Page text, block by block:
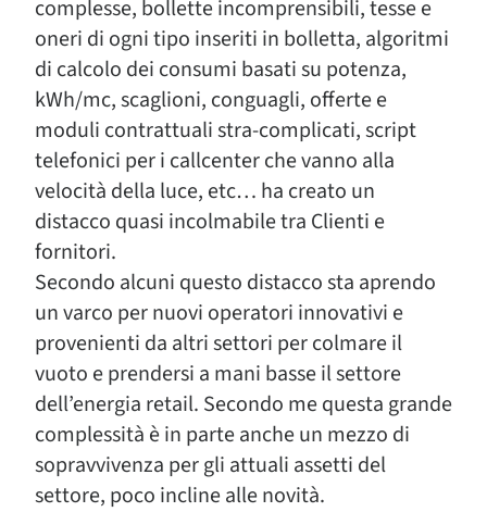
complesse, bollette incomprensibili, tesse e
oneri di ogni tipo inseriti in bolletta, algoritmi
di calcolo dei consumi basati su potenza,
kWh/mc, scaglioni, conguagli, offerte e
moduli contrattuali stra-complicati, script
telefonici per i callcenter che vanno alla
velocità della luce, etc… ha creato un
distacco quasi incolmabile tra Clienti e
fornitori.
Secondo alcuni questo distacco sta aprendo
un varco per nuovi operatori innovativi e
provenienti da altri settori per colmare il
vuoto e prendersi a mani basse il settore
dell’energia retail. Secondo me questa grande
complessità è in parte anche un mezzo di
sopravvivenza per gli attuali assetti del
settore, poco incline alle novità.